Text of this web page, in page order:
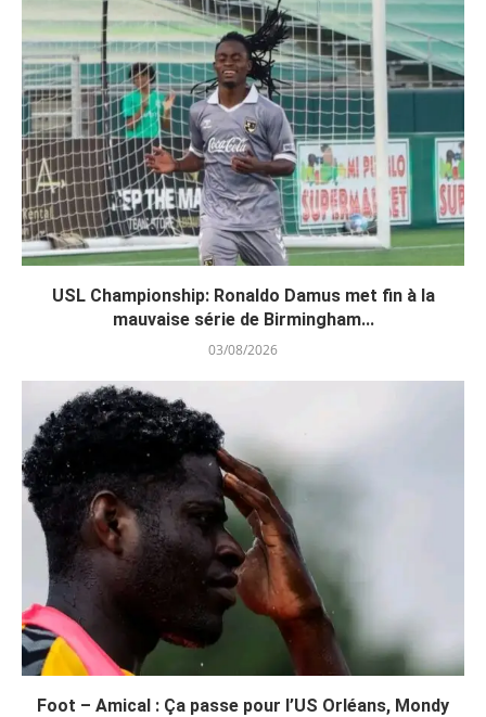
USL Championship: Ronaldo Damus met fin à la
mauvaise série de Birmingham...
03/08/2026
Foot – Amical : Ça passe pour l’US Orléans, Mondy